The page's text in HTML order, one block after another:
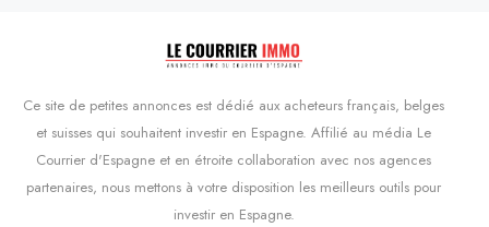
Ce site de petites annonces est dédié aux acheteurs français, belges
et suisses qui souhaitent investir en Espagne. Affilié au média Le
Courrier d'Espagne et en étroite collaboration avec nos agences
partenaires, nous mettons à votre disposition les meilleurs outils pour
investir en Espagne.